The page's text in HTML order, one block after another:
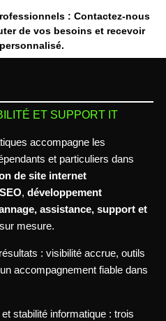
: Contactez-nous
de vos besoins et recevoir
.
ET SUPPORT IT
accompagne les
et particuliers dans
de site internet
, développement
assistance, support et
mesure.
: visibilité accrue, outils
accompagnement fiable dans
stabilité informatique : trois